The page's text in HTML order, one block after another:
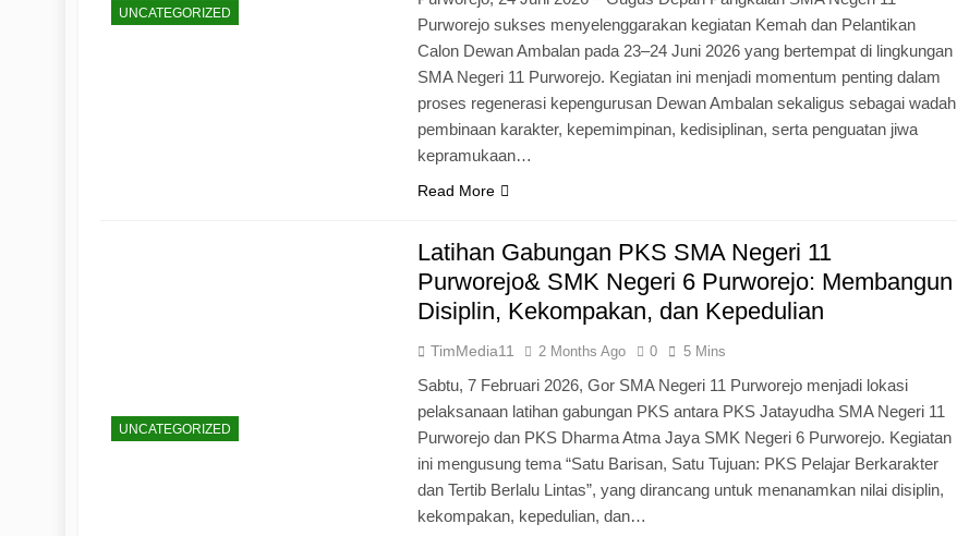
UNCATEGORIZED
Purworejo sukses menyelenggarakan kegiatan Kemah dan Pelantikan
Calon Dewan Ambalan pada 23–24 Juni 2026 yang bertempat di lingkungan
SMA Negeri 11 Purworejo. Kegiatan ini menjadi momentum penting dalam
proses regenerasi kepengurusan Dewan Ambalan sekaligus sebagai wadah
pembinaan karakter, kepemimpinan, kedisiplinan, serta penguatan jiwa
kepramukaan…
Read More
UNCATEGORIZED
Latihan Gabungan PKS SMA Negeri 11
Purworejo& SMK Negeri 6 Purworejo: Membangun
Disiplin, Kekompakan, dan Kepedulian
TimMedia11 2 Months Ago 0 5 Mins
Sabtu, 7 Februari 2026, Gor SMA Negeri 11 Purworejo menjadi lokasi
pelaksanaan latihan gabungan PKS antara PKS Jatayudha SMA Negeri 11
Purworejo dan PKS Dharma Atma Jaya SMK Negeri 6 Purworejo. Kegiatan
ini mengusung tema “Satu Barisan, Satu Tujuan: PKS Pelajar Berkarakter
dan Tertib Berlalu Lintas”, yang dirancang untuk menanamkan nilai disiplin,
kekompakan, kepedulian, dan…